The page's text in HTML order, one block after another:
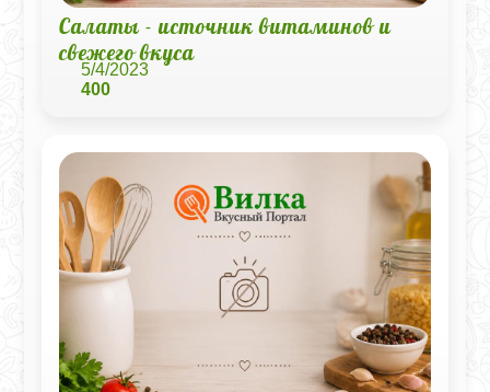
Салаты - источник витаминов и
свежего вкуса
5/4/2023
400